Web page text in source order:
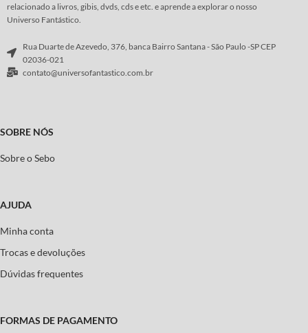
relacionado a livros, gibis, dvds, cds e etc. e aprende a explorar o nosso
Universo Fantástico.
Rua Duarte de Azevedo, 376, banca Bairro Santana - São Paulo -SP CEP
02036-021
contato@universofantastico.com.br
SOBRE NÓS
Sobre o Sebo
AJUDA
Minha conta
Trocas e devoluções
Dúvidas frequentes
FORMAS DE PAGAMENTO